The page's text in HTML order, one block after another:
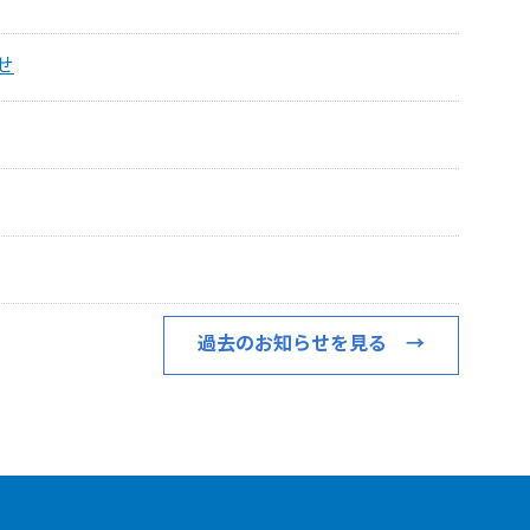
過去のお知らせを見る →